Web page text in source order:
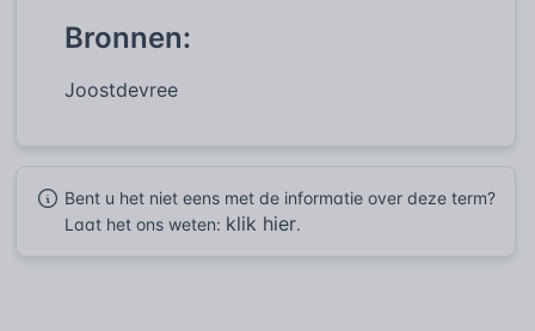
Bronnen:
Joostdevree
Bent u het niet eens met de informatie over deze term?
Laat het ons weten: klik hier.